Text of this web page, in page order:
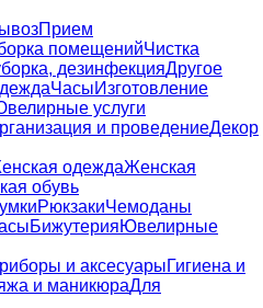
Прием
помещенийЧистка
дезинфекцияДругое
ЧасыИзготовление
услуги
и проведениеДекор
одеждаЖенская
обувь
РюкзакиЧемоданы
БижутерияЮвелирные
и аксесуарыГигиена и
и маникюраДля